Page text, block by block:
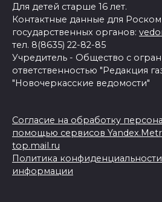
Для детей старше 16 лет.
Контактные данные для
государственных органов:
тел. 8(8635) 22-82-85
Учредитель - Общество с
ответственностью "Редакция
"Новочеркасские ведомости"
Согласие на обработку
помощью сервисов
top.mail.ru
Политика
информации